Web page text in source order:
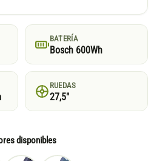
BATERÍA
Bosch 600Wh
RUEDAS
27,5"
disponibles